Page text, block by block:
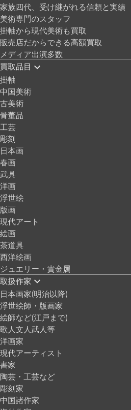
家族四代、受け継がれる信頼と実績
美術専門のスタッフ
掛軸から現代美術も買取
販売店だからできる高額買取
メディア出演多数
買取品目
掛軸
中国美術
古美術
骨董品
工芸
彫刻
日本画
春画
武具
洋画
浮世絵
版画
現代アート
絵画
茶道具
西洋絵画
ジュエリー・貴金属
取扱作家
日本画家(明治以降)
浮世絵師・版画家
絵師など(江戸まで)
歌人文人武人等
洋画家
現代アーティスト
書家
陶芸・工芸など
彫刻家
中国諸作家